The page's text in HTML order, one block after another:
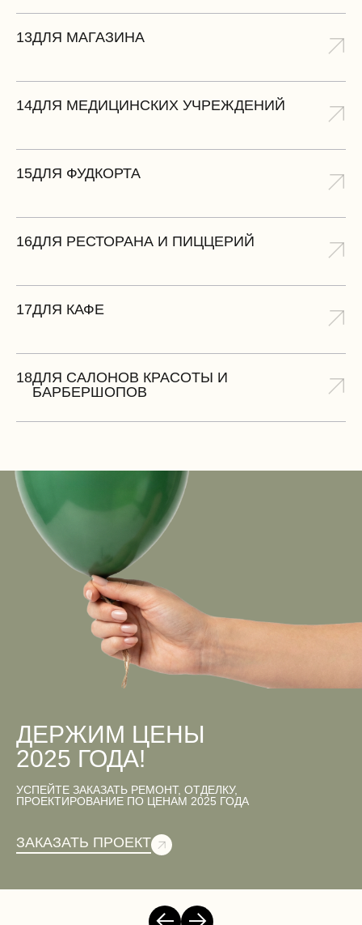
13ДЛЯ МАГАЗИНА
14ДЛЯ МЕДИЦИНСКИХ УЧРЕЖДЕНИЙ
15ДЛЯ ФУДКОРТА
16ДЛЯ РЕСТОРАНА И ПИЦЦЕРИЙ
17ДЛЯ КАФЕ
18ДЛЯ САЛОНОВ КРАСОТЫ И
БАРБЕРШОПОВ
ДЕРЖИМ ЦЕНЫ
2025 ГОДА!
УСПЕЙТЕ ЗАКАЗАТЬ РЕМОНТ, ОТДЕЛКУ,
ПРОЕКТИРОВАНИЕ ПО ЦЕНАМ 2025 ГОДА
ЗАКАЗАТЬ ПРОЕКТ